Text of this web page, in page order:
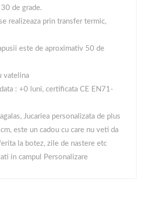
de grade.
realizeaza prin transfer termic,
este de aproximativ 50 de
vatelina
: +0 luni, certificata CE EN71-
Jucariea personalizata de plus
este un cadou cu care nu veti da
la botez, zile de nastere etc
in campul Personalizare